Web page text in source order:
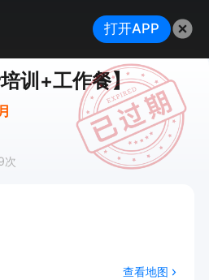
训+工作餐】
次
查看地图
打开APP